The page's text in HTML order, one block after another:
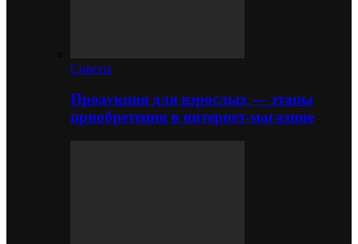
Советы
Продукция для взрослых — этапы
приобретения в интернет-магазине